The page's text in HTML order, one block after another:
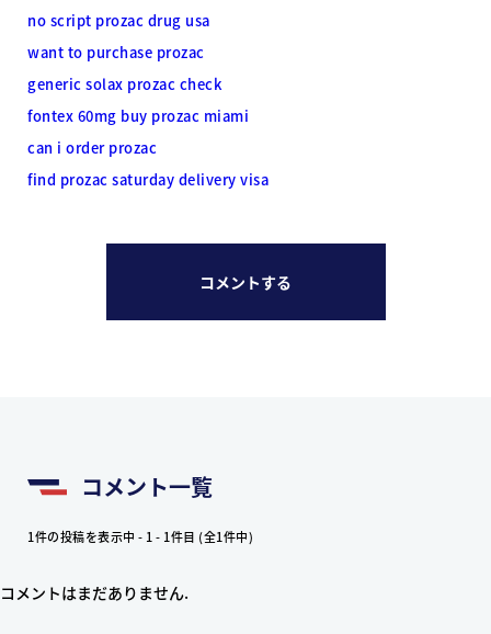
no script prozac drug usa
want to purchase prozac
generic solax prozac check
fontex 60mg buy prozac miami
can i order prozac
find prozac saturday delivery visa
コメントする
コメント一覧
1件の投稿を表示中 - 1 - 1件目 (全1件中)
コメントはまだありません.